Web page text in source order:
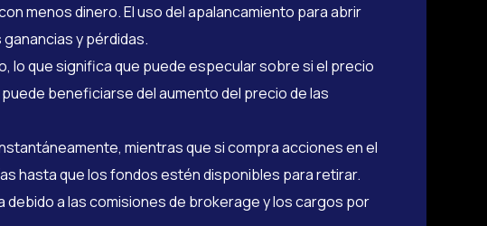
menos dinero. El uso del apalancamiento para abrir
y pérdidas.
lo que significa que puede especular sobre si el precio
beneficiarse del aumento del precio de las
mientras que si compra acciones en el
hasta que los fondos estén disponibles para retirar.
a las comisiones de brokerage y los cargos por